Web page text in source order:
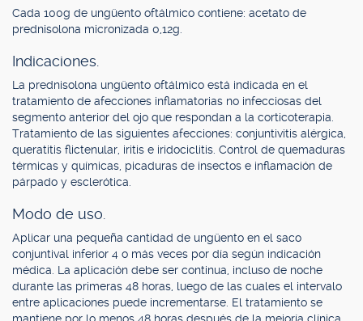
Cada 100g de ungüento oftálmico contiene: acetato de
prednisolona micronizada 0,12g.
Indicaciones.
La prednisolona ungüento oftálmico está indicada en el
tratamiento de afecciones inflamatorias no infecciosas del
segmento anterior del ojo que respondan a la corticoterapia.
Tratamiento de las siguientes afecciones: conjuntivitis alérgica,
queratitis flictenular, iritis e iridociclitis. Control de quemaduras
térmicas y químicas, picaduras de insectos e inflamación de
párpado y esclerótica.
Modo de uso.
Aplicar una pequeña cantidad de ungüento en el saco
conjuntival inferior 4 o más veces por día según indicación
médica. La aplicación debe ser continua, incluso de noche
durante las primeras 48 horas, luego de las cuales el intervalo
entre aplicaciones puede incrementarse. El tratamiento se